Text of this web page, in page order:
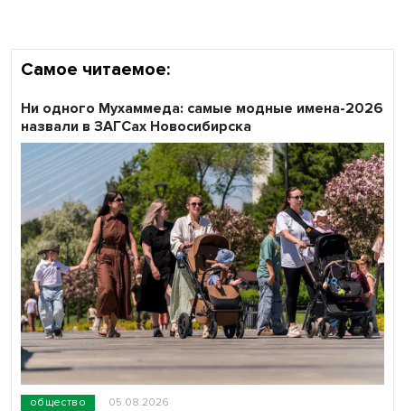
Самое читаемое:
общество 05.08.2026
Ни одного Мухаммеда: самые модные имена-2026
назвали в ЗАГСах Новосибирска